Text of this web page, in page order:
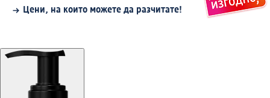
Цени, на които можете да разчитате!